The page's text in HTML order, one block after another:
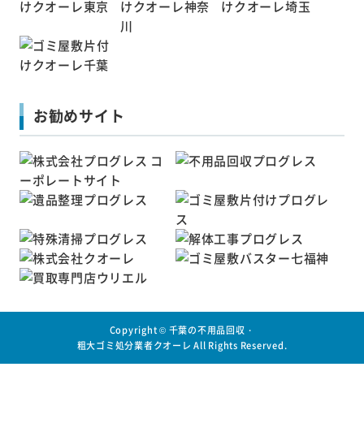
お勧めサイト
Copyright © 千葉の不用品回収・
粗大ゴミ処分業者クオーレ All Rights Reserved.